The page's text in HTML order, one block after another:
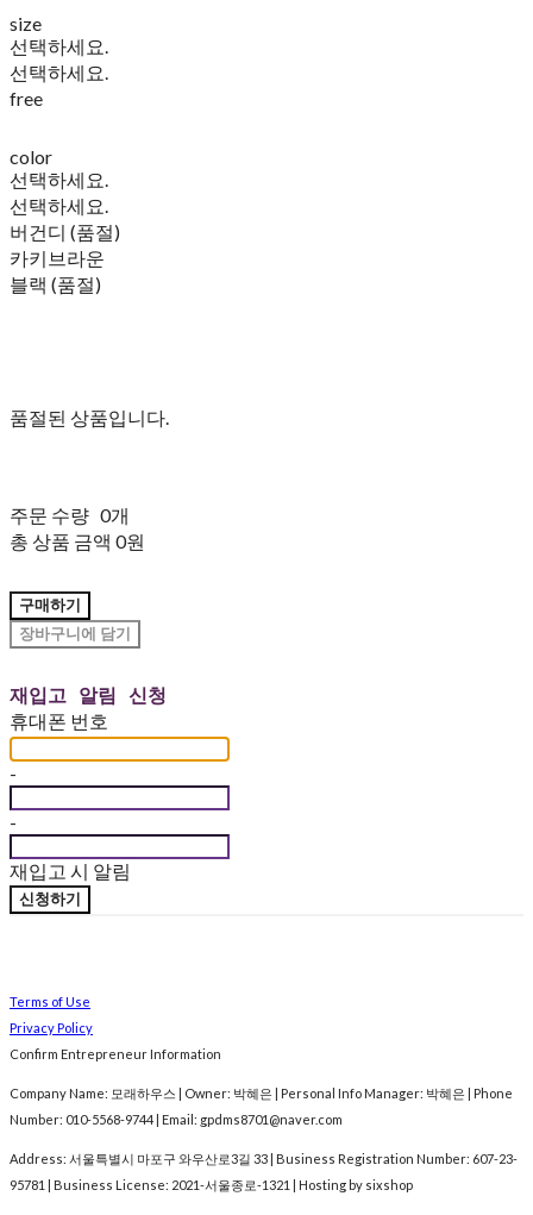
size
선택하세요.
선택하세요.
free
color
선택하세요.
선택하세요.
버건디 (품절)
카키브라운
블랙 (품절)
품절된 상품입니다.
주문 수량 0개
총 상품 금액 0원
구매하기
장바구니에 담기
재입고 알림 신청
휴대폰 번호
-
-
재입고 시 알림
신청하기
Terms of Use
Privacy Policy
Confirm Entrepreneur Information
Company Name: 모래하우스 | Owner: 박혜은 | Personal Info Manager: 박혜은 | Phone
Number: 010-5568-9744 | Email: gpdms8701@naver.com
Address: 서울특별시 마포구 와우산로3길 33 | Business Registration Number: 607-23-
95781
| Business License: 2021-서울종로-1321 | Hosting by sixshop